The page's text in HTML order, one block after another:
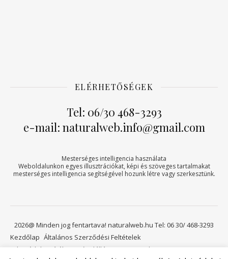
ELÉRHETŐSÉGEK
Tel: 06/30 468-3293
e-mail: naturalweb.info@gmail.com
Mesterséges intelligencia használata
Weboldalunkon egyes illusztrációkat, képi és szöveges tartalmakat
mesterséges intelligencia segítségével hozunk létre vagy szerkesztünk.
2026@ Minden jog fentartava! naturalweb.hu Tel: 06 30/ 468-3293
Kezdőlap Általános Szerződési Feltételek
Adatvédelmi tájékoztató
Elállási jog
Kapcsolat